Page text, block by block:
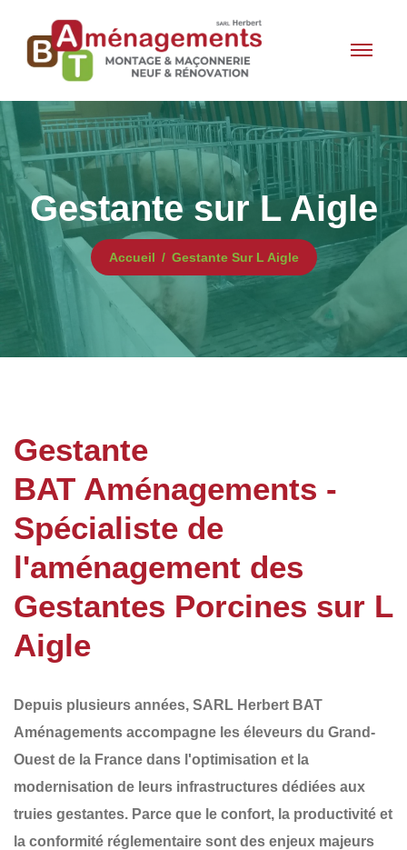
Gestante sur L Aigle
Accueil Gestante Sur L Aigle
Gestante
BAT Aménagements -
Spécialiste de
l'aménagement des
Gestantes Porcines sur L
Aigle
Depuis plusieurs années, SARL Herbert BAT
Aménagements accompagne les éleveurs du Grand-
Ouest de la France dans l'optimisation et la
modernisation de leurs infrastructures dédiées aux
truies gestantes. Parce que le confort, la productivité et
la conformité réglementaire sont des enjeux majeurs